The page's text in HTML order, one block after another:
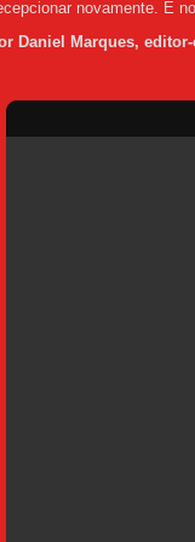
novamente. E
Daniel Marques,